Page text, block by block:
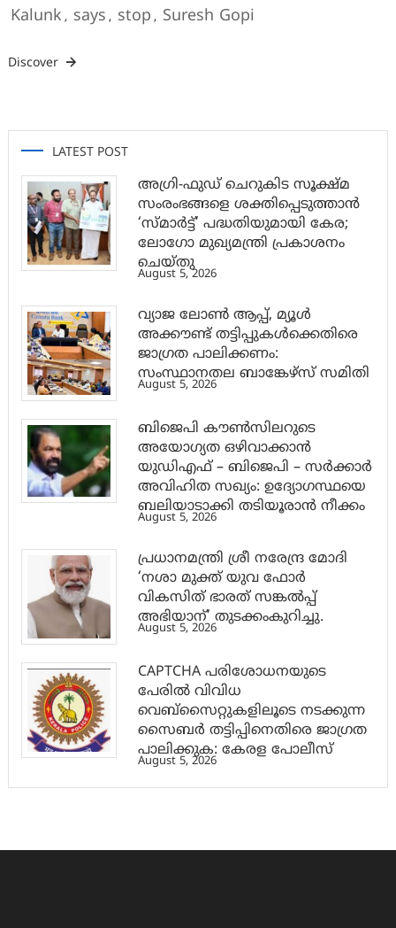
Kalunk , says , stop , Suresh Gopi
Discover
LATEST POST
അഗ്രി-ഫുഡ് ചെറുകിട സൂക്ഷ്മ
സംരംഭങ്ങളെ ശക്തിപ്പെടുത്താന്‍
‘സ്മാര്‍ട്ട്’ പദ്ധതിയുമായി കേര;
ലോഗോ മുഖ്യമന്ത്രി പ്രകാശനം
ചെയ്തു
August 5, 2026
വ്യാജ ലോൺ ആപ്പ്, മ്യൂൾ
അക്കൗണ്ട് തട്ടിപ്പുകൾക്കെതിരെ
ജാ​ഗ്രത പാലിക്കണം:
സംസ്ഥാനതല ബാങ്കേഴ്സ് സമിതി
August 5, 2026
ബിജെപി കൗൺസിലറുടെ
അയോഗ്യത ഒഴിവാക്കാൻ
യുഡിഎഫ് – ബിജെപി – സർക്കാർ
അവിഹിത സഖ്യം: ഉദ്യോഗസ്ഥയെ
ബലിയാടാക്കി തടിയൂരാൻ നീക്കം
August 5, 2026
പ്രധാനമന്ത്രി ശ്രീ നരേന്ദ്ര മോദി
‘നശാ മുക്ത് യുവ ഫോർ
വികസിത് ഭാരത് സങ്കൽപ്പ്
അഭിയാന്’ തുടക്കംകുറിച്ചു.
August 5, 2026
CAPTCHA പരിശോധനയുടെ
പേരില്‍ വിവിധ
വെബ്സൈറ്റുകളിലൂടെ നടക്കുന്ന
സൈബര്‍ തട്ടിപ്പിനെതിരെ ജാഗ്രത
പാലിക്കുക: കേരള പോലീസ്
August 5, 2026